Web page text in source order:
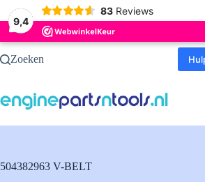
9,4
83 Reviews
Ga
naarZoeken
504382963 V-BELT